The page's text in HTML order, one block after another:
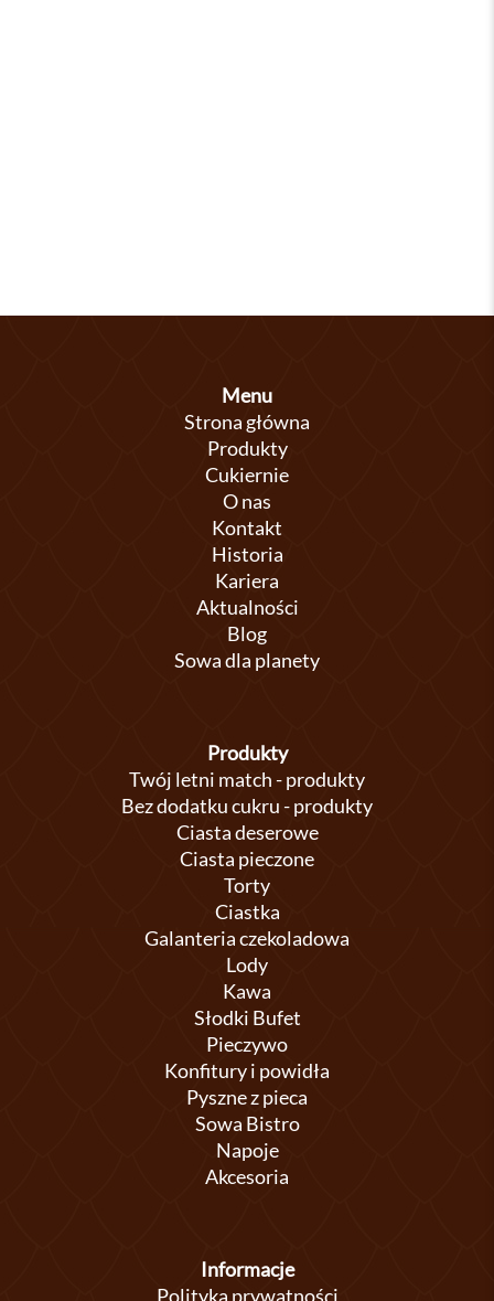
Menu
Strona główna
Produkty
Cukiernie
O nas
Kontakt
Historia
Kariera
Aktualności
Blog
Sowa dla planety
Produkty
Twój letni match - produkty
Bez dodatku cukru - produkty
Ciasta deserowe
Ciasta pieczone
Torty
Ciastka
Galanteria czekoladowa
Lody
Kawa
Słodki Bufet
Pieczywo
Konfitury i powidła
Pyszne z pieca
Sowa Bistro
Napoje
Akcesoria
Informacje
Polityka prywatności